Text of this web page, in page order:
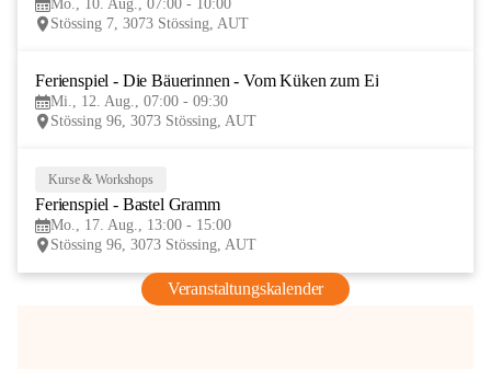
Mo., 10. Aug., 07:00 - 10:00
Stössing 7, 3073 Stössing, AUT
Ferienspiel - Die Bäuerinnen - Vom Küken zum Ei
Mi., 12. Aug., 07:00 - 09:30
Stössing 96, 3073 Stössing, AUT
Kurse & Workshops
Ferienspiel - Bastel Gramm
Mo., 17. Aug., 13:00 - 15:00
Stössing 96, 3073 Stössing, AUT
Veranstaltungskalender